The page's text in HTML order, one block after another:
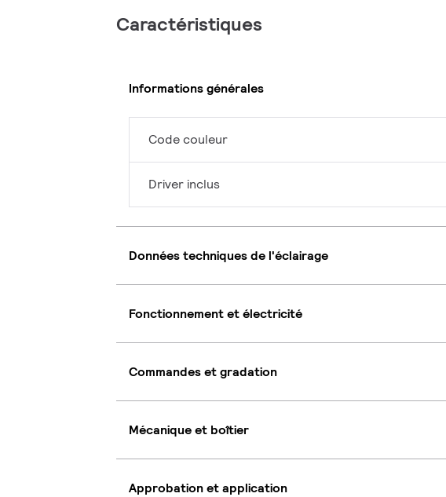
Caractéristiques
Informations générales
Code couleur
Driver inclus
Données techniques de l'éclairage
Fonctionnement et électricité
Commandes et gradation
Mécanique et boîtier
Approbation et application